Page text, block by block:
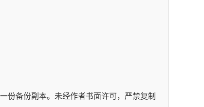
份备份副本。未经作者书面许可，严禁复制